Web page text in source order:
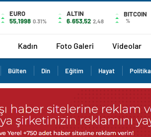
EURO
55,1998 0.31%
ALTIN
6.653,52 2,48
BITCOIN
%
Kadın Foto Galeri Videolar
Bülten Din Eğitim Hayat Politika